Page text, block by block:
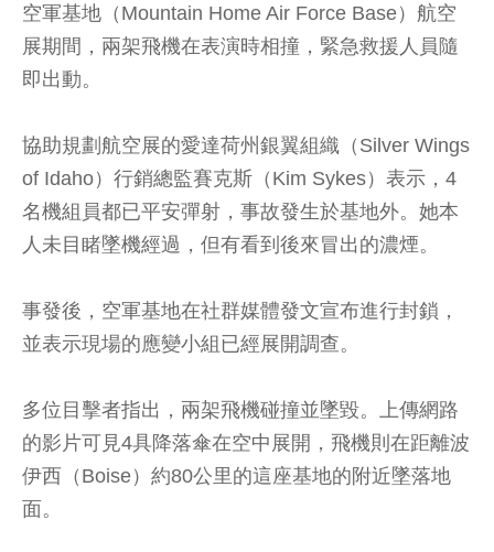
空軍基地（Mountain Home Air Force Base）航空
展期間，兩架飛機在表演時相撞，緊急救援人員隨
即出動。
協助規劃航空展的愛達荷州銀翼組織（Silver Wings
of Idaho）行銷總監賽克斯（Kim Sykes）表示，4
名機組員都已平安彈射，事故發生於基地外。她本
人未目睹墜機經過，但有看到後來冒出的濃煙。
事發後，空軍基地在社群媒體發文宣布進行封鎖，
並表示現場的應變小組已經展開調查。
多位目擊者指出，兩架飛機碰撞並墜毀。上傳網路
的影片可見4具降落傘在空中展開，飛機則在距離波
伊西（Boise）約80公里的這座基地的附近墜落地
面。